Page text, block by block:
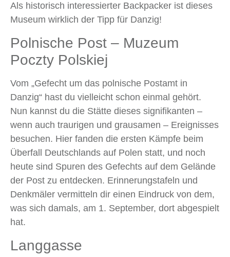
Als historisch interessierter Backpacker ist dieses
Museum wirklich der Tipp für Danzig!
Polnische Post – Muzeum
Poczty Polskiej
Vom „Gefecht um das polnische Postamt in
Danzig“ hast du vielleicht schon einmal gehört.
Nun kannst du die Stätte dieses signifikanten –
wenn auch traurigen und grausamen – Ereignisses
besuchen. Hier fanden die ersten Kämpfe beim
Überfall Deutschlands auf Polen statt, und noch
heute sind Spuren des Gefechts auf dem Gelände
der Post zu entdecken. Erinnerungstafeln und
Denkmäler vermitteln dir einen Eindruck von dem,
was sich damals, am 1. September, dort abgespielt
hat.
Langgasse